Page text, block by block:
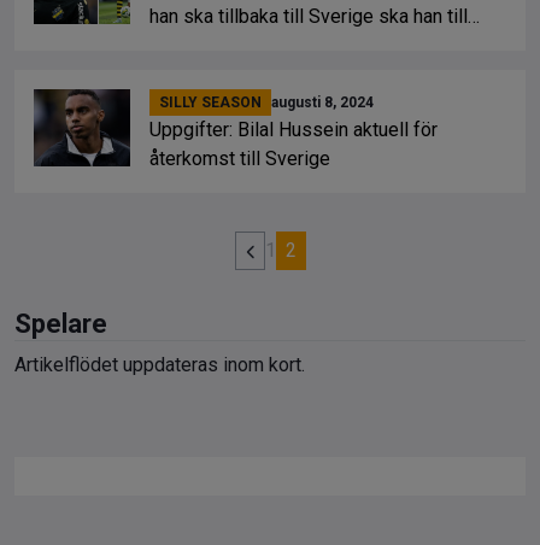
han ska tillbaka till Sverige ska han till
SILLY SEASON augusti 8, 2024
Uppgifter: Bilal Hussein aktuell för
återkomst till Sverige
1 2
Spelare
Artikelflödet uppdateras inom kort.